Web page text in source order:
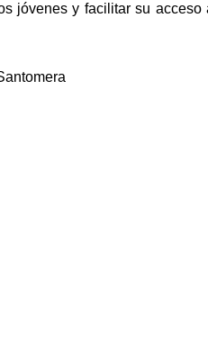
jóvenes y facilitar su acceso